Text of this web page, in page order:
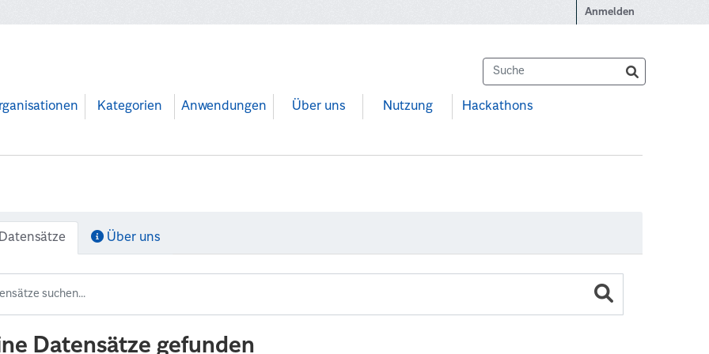
Anmelden
Kategorien Anwendungen Über uns Nutzung Hackathons
Über uns
Datensätze gefunden